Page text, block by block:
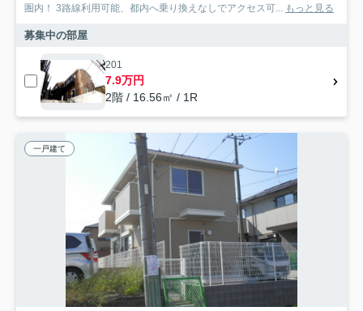
圏内！ 3路線利用可能、都内へ乗り換えなしでアクセス可...
もっと見る
募集中の部屋
201
7.9万円
2階 / 16.56㎡ / 1R
一戸建て